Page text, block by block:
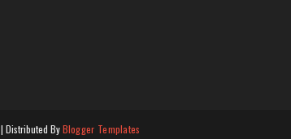
| Distributed ByBlogger Templates